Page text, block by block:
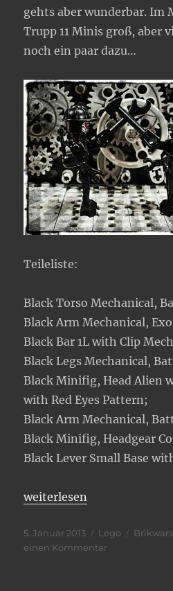
gehts aber wunderbar. Im
Trupp 11 Minis groß, aber
noch ein paar dazu…
Teileliste:
Black Torso Mechanical,
Black Arm Mechanical,
Black Bar 1L with Clip
Black Legs Mechanical,
Black Minifig, Head Alien
with Red Eyes Pattern;
Black Arm Mechanical,
Black Minifig, Headgear
Black Lever Small Base
„Mechanized Commrades“
weiterlesen
Veröffentlicht
am
5. Januar 2013 Kategorien
Lego Brikwars
einen Kommentarzu